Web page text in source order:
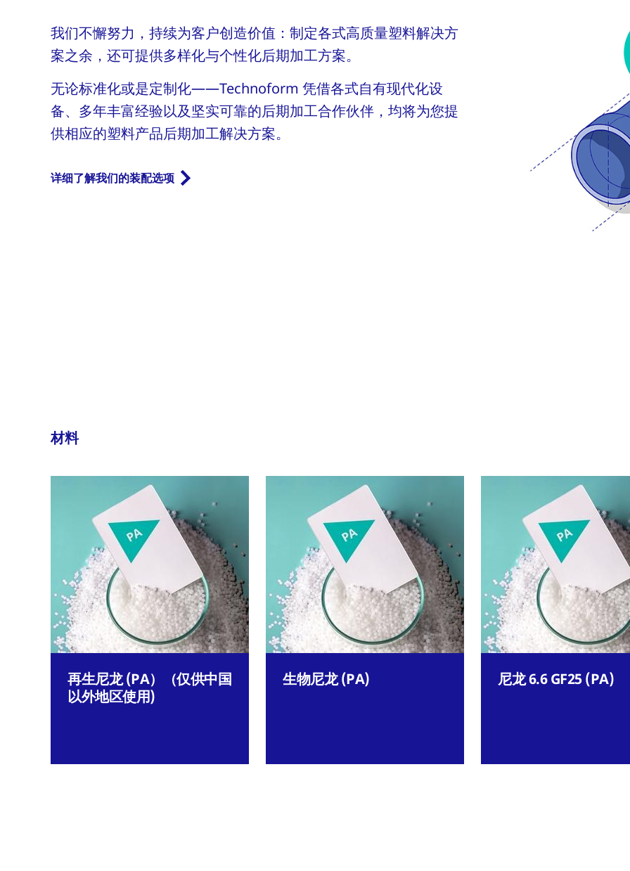
我们不懈努力，持续为客户创造价值：制定各式高质量塑料解决方
案之余，还可提供多样化与个性化后期加工方案。
无论标准化或是定制化——Technoform 凭借各式自有现代化设
备、多年丰富经验以及坚实可靠的后期加工合作伙伴，均将为您提
供相应的塑料产品后期加工解决方案。
详细了解我们的装配选项
材料
再生尼龙 (PA）（仅供中国
以外地区使用)
生物尼龙 (PA) 尼龙 6.6 GF25 (PA)